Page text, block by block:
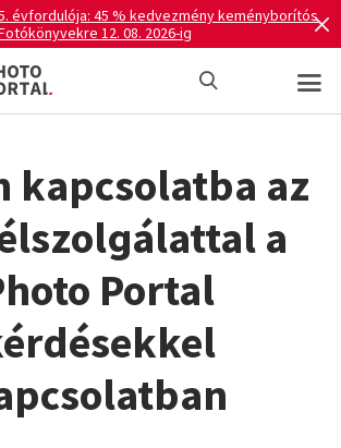
évfordulója: 45 % kedvezmény keményborítós
12. 08. 2026-ig
kapcsolatba az
a
Portal